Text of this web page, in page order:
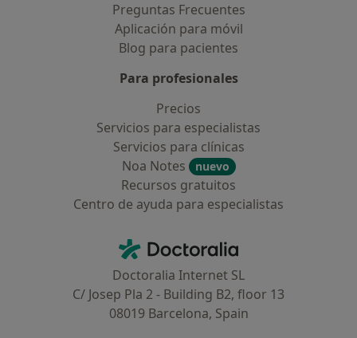
Preguntas Frecuentes
Aplicación para móvil
Blog para pacientes
Para profesionales
Precios
Servicios para especialistas
Servicios para clínicas
Noa Notes
nuevo
Recursos gratuitos
Centro de ayuda para especialistas
Doctoralia - Página de inicio
Doctoralia Internet SL
C/ Josep Pla 2 - Building B2, floor 13
08019 Barcelona, Spain